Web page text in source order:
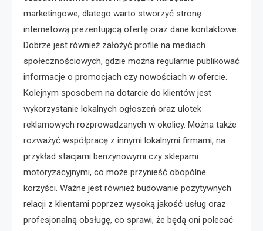
marketingowe, dlatego warto stworzyć stronę
internetową prezentującą ofertę oraz dane kontaktowe.
Dobrze jest również założyć profile na mediach
społecznościowych, gdzie można regularnie publikować
informacje o promocjach czy nowościach w ofercie.
Kolejnym sposobem na dotarcie do klientów jest
wykorzystanie lokalnych ogłoszeń oraz ulotek
reklamowych rozprowadzanych w okolicy. Można także
rozważyć współpracę z innymi lokalnymi firmami, na
przykład stacjami benzynowymi czy sklepami
motoryzacyjnymi, co może przynieść obopólne
korzyści. Ważne jest również budowanie pozytywnych
relacji z klientami poprzez wysoką jakość usług oraz
profesjonalną obsługę, co sprawi, że będą oni polecać